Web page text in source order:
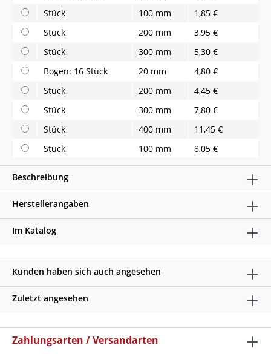
Stück
100 mm
1,85 €
Stück
200 mm
3,95 €
Stück
300 mm
5,30 €
Bogen: 16 Stück
20 mm
4,80 €
Stück
200 mm
4,45 €
Stück
300 mm
7,80 €
Stück
400 mm
11,45 €
Stück
100 mm 8,05 €
Beschreibung
Herstellerangaben
Im Katalog
Kunden haben sich auch angesehen
Zuletzt angesehen
Zahlungsarten / Versandarten